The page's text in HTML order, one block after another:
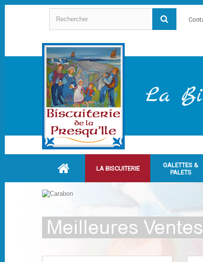
LA BISCUITERIE
GALETTES &
PALETS
Meilleures Ventes